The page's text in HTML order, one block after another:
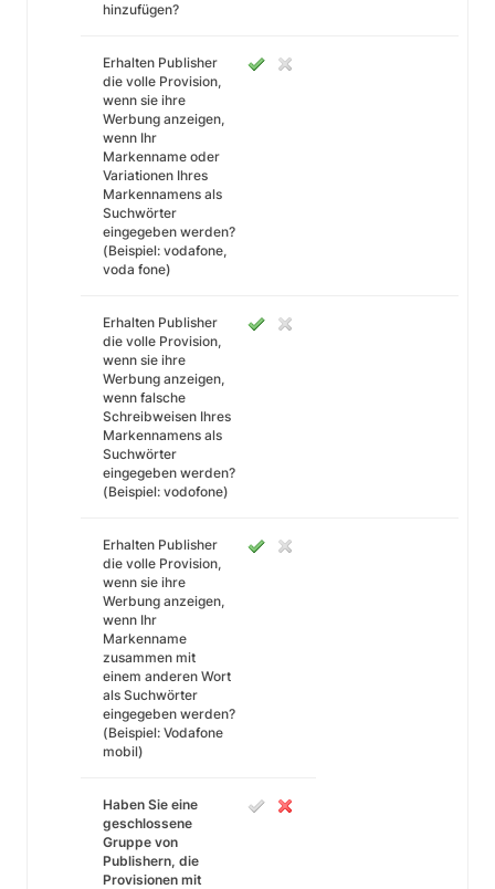
hinzufügen?
Erhalten Publisher
die volle Provision,
wenn sie ihre
Werbung anzeigen,
wenn Ihr
Markenname oder
Variationen Ihres
Markennamens als
Suchwörter
eingegeben werden?
(Beispiel: vodafone,
voda fone)
Erhalten Publisher
die volle Provision,
wenn sie ihre
Werbung anzeigen,
wenn falsche
Schreibweisen Ihres
Markennamens als
Suchwörter
eingegeben werden?
(Beispiel: vodofone)
Erhalten Publisher
die volle Provision,
wenn sie ihre
Werbung anzeigen,
wenn Ihr
Markenname
zusammen mit
einem anderen Wort
als Suchwörter
eingegeben werden?
(Beispiel: Vodafone
mobil)
Haben Sie eine
geschlossene
Gruppe von
Publishern, die
Provisionen mit